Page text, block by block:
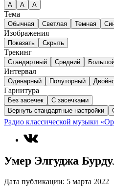
А A A
Тема
Обычная Светлая Темная
Изображения
Показать Скрыть
Трекинг
Стандартный Средний
Интервал
Одинарный Полуторный
Гарнитура
Без засечек
С засечками
Вернуть стандартные настройки
Радио классической музыки
Умер Элгуджа
Дата публикации: 5 марта 2022